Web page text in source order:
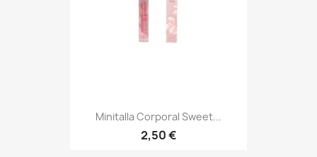
Minitalla Corporal Sweet...
2,50 €